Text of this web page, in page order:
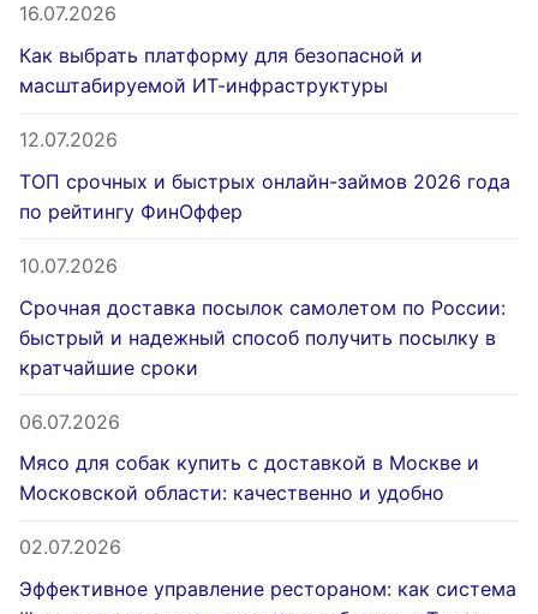
16.07.2026
Как выбрать платформу для безопасной и
масштабируемой ИТ-инфраструктуры
12.07.2026
ТОП срочных и быстрых онлайн-займов 2026 года
по рейтингу ФинОффер
10.07.2026
Срочная доставка посылок самолетом по России:
быстрый и надежный способ получить посылку в
кратчайшие сроки
06.07.2026
Мясо для собак купить с доставкой в Москве и
Московской области: качественно и удобно
02.07.2026
Эффективное управление рестораном: как система